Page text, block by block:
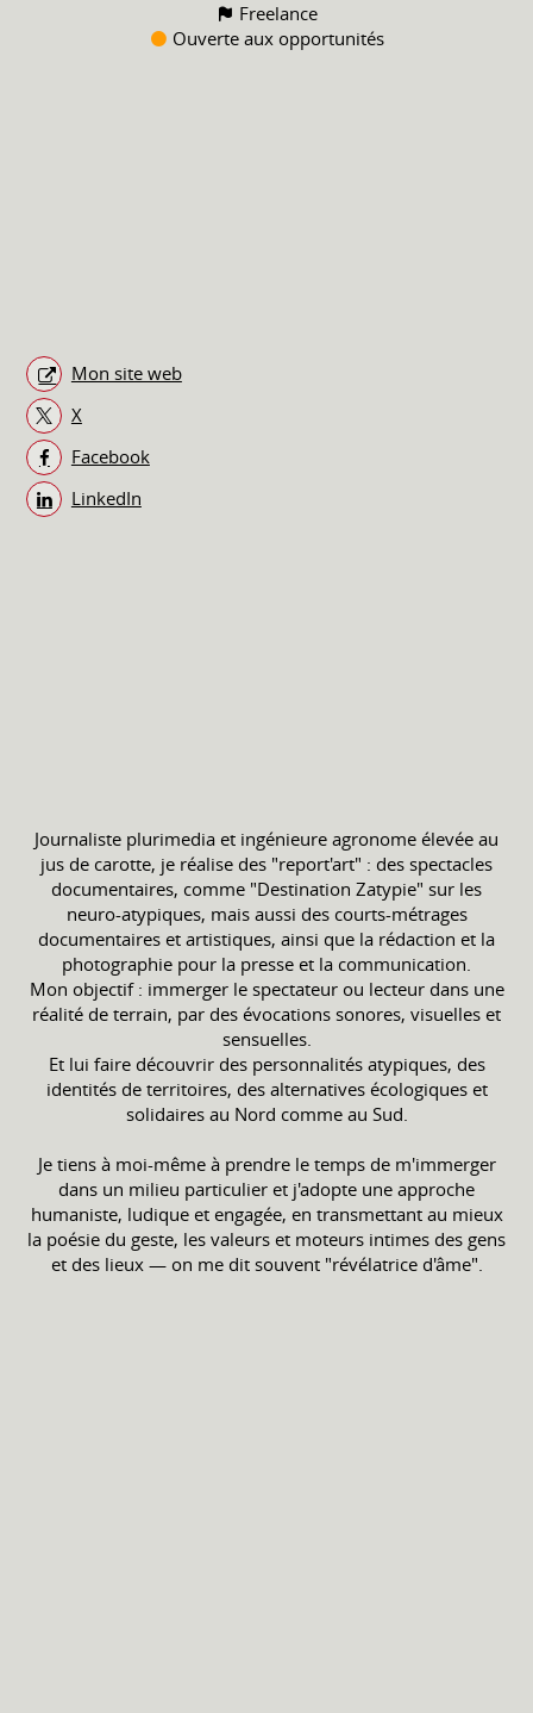
Freelance
Ouverte aux opportunités
Mon site web
X
Facebook
LinkedIn
Journaliste plurimedia et ingénieure agronome élevée au
jus de carotte, je réalise des "report'art" : des spectacles
documentaires, comme "Destination Zatypie" sur les
neuro-atypiques, mais aussi des courts-métrages
documentaires et artistiques, ainsi que la rédaction et la
photographie pour la presse et la communication.
Mon objectif : immerger le spectateur ou lecteur dans une
réalité de terrain, par des évocations sonores, visuelles et
sensuelles.
Et lui faire découvrir des personnalités atypiques, des
identités de territoires, des alternatives écologiques et
solidaires au Nord comme au Sud.
Je tiens à moi-même à prendre le temps de m'immerger
dans un milieu particulier et j'adopte une approche
humaniste, ludique et engagée, en transmettant au mieux
la poésie du geste, les valeurs et moteurs intimes des gens
et des lieux — on me dit souvent "révélatrice d'âme".